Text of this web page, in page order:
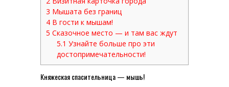
3 Мышата без границ
4 В гости к мышам!
5 Сказочное место — и там вас ждут
5.1 Узнайте больше про эти
достопримечательности!
Княжеская спасительница — мышь!